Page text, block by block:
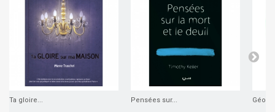
Ta gloire... Pensées sur...